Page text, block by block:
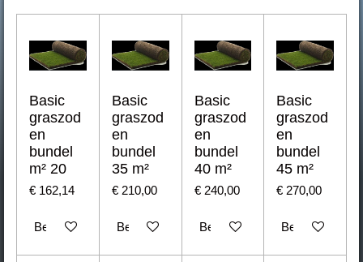
Basic
graszod
en
bundel
m² 20
€ 162,14
Bekijk details
Basic
graszod
en
bundel
35 m²
€ 210,00
Bekijk details
Basic
graszod
en
bundel
40 m²
€ 240,00
Bekijk details
Basic
graszod
en
bundel
45 m²
€ 270,00
Bekijk details